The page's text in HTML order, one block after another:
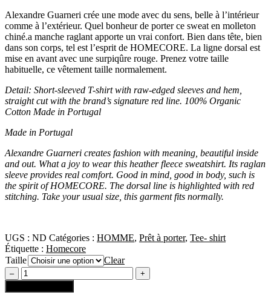
Alexandre Guarneri crée une mode avec du sens, belle à l’intérieur
comme à l’extérieur. Quel bonheur de porter ce sweat en molleton
chiné.a manche raglant apporte un vrai confort. Bien dans tête, bien
dans son corps, tel est l’esprit de HOMECORE. La ligne dorsal est
mise en avant avec une surpiqûre rouge. Prenez votre taille
habituelle, ce vêtement taille normalement.
Detail: Short-sleeved T-shirt with raw-edged sleeves and hem,
straight cut with the brand’s signature red line. 100% Organic
Cotton Made in Portugal
Made in Portugal
Alexandre Guarneri creates fashion with meaning, beautiful inside
and out. What a joy to wear this heather fleece sweatshirt. Its raglan
sleeve provides real comfort. Good in mind, good in body, such is
the spirit of HOMECORE. The dorsal line is highlighted with red
stitching. Take your usual size, this garment fits normally.
UGS : ND Catégories : HOMME, Prêt à porter, Tee- shirt
Étiquette : Homecore
Taille
Clear